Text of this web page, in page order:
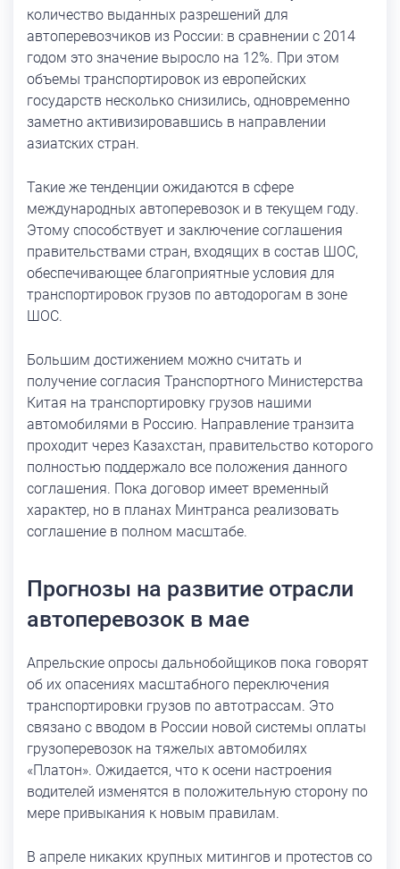
количество выданных разрешений для
автоперевозчиков из России: в сравнении с 2014
годом это значение выросло на 12%. При этом
объемы транспортировок из европейских
государств несколько снизились, одновременно
заметно активизировавшись в направлении
азиатских стран.
Такие же тенденции ожидаются в сфере
международных автоперевозок и в текущем году.
Этому способствует и заключение соглашения
правительствами стран, входящих в состав ШОС,
обеспечивающее благоприятные условия для
транспортировок грузов по автодорогам в зоне
ШОС.
Большим достижением можно считать и
получение согласия Транспортного Министерства
Китая на транспортировку грузов нашими
автомобилями в Россию. Направление транзита
проходит через Казахстан, правительство которого
полностью поддержало все положения данного
соглашения. Пока договор имеет временный
характер, но в планах Минтранса реализовать
соглашение в полном масштабе.
Прогнозы на развитие отрасли
автоперевозок в мае
Апрельские опросы дальнобойщиков пока говорят
об их опасениях масштабного переключения
транспортировки грузов по автотрассам. Это
связано с вводом в России новой системы оплаты
грузоперевозок на тяжелых автомобилях
«Платон». Ожидается, что к осени настроения
водителей изменятся в положительную сторону по
мере привыкания к новым правилам.
В апреле никаких крупных митингов и протестов со